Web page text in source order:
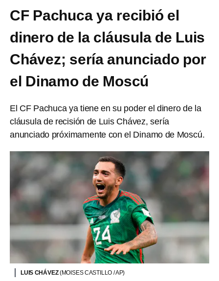
CF Pachuca ya recibió el
dinero de la cláusula de Luis
Chávez; sería anunciado por
el Dinamo de Moscú
El CF Pachuca ya tiene en su poder el dinero de la
cláusula de recisión de Luis Chávez, sería
anunciado próximamente con el Dinamo de Moscú.
LUIS CHÁVEZ(MOISES CASTILLO / AP)